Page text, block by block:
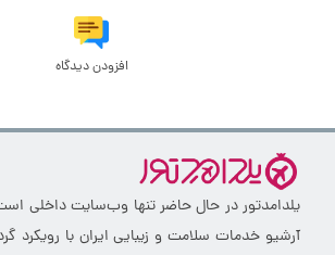
افزودن دیدگاه
یلدامدتور در حال حاضر تنها وب‌سایت داخلی
آرشیو خدمات سلامت و زیبایی ایران با رویکرد